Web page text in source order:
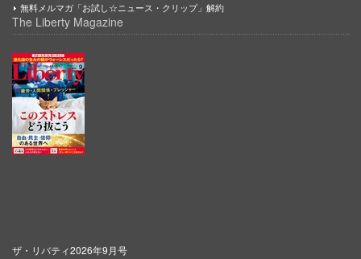
無料メルマガ「お試し☆ニュース・クリップ」解約
The Liberty Magazine
ザ・リバティ2026年9月号